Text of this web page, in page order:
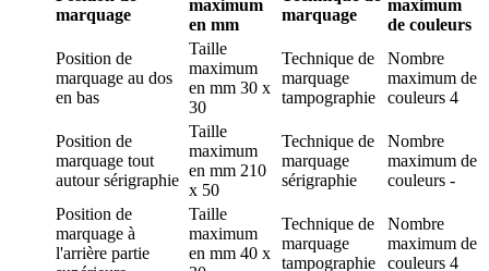
marquage
maximum
en mm
marquage
maximum
de couleurs
Position de
marquage au dos
en bas
Taille
maximum
en mm 30 x
30
Technique de
marquage
tampographie
Nombre
maximum de
couleurs 4
Position de
marquage tout
autour sérigraphie
Taille
maximum
en mm 210
x 50
Technique de
marquage
sérigraphie
Nombre
maximum de
couleurs -
Position de
marquage à
l'arrière partie
Taille
maximum
en mm 40 x
Technique de
marquage
tampographie
Nombre
maximum de
couleurs 4